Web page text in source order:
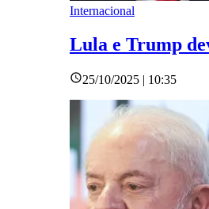
Internacional
Lula e Trump
25/10/2025 | 10:35